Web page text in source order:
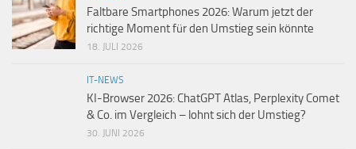
Faltbare Smartphones 2026: Warum jetzt der
richtige Moment für den Umstieg sein könnte
18. JULI 2026
IT-NEWS
KI-Browser 2026: ChatGPT Atlas, Perplexity Comet
& Co. im Vergleich – lohnt sich der Umstieg?
30. JUNI 2026